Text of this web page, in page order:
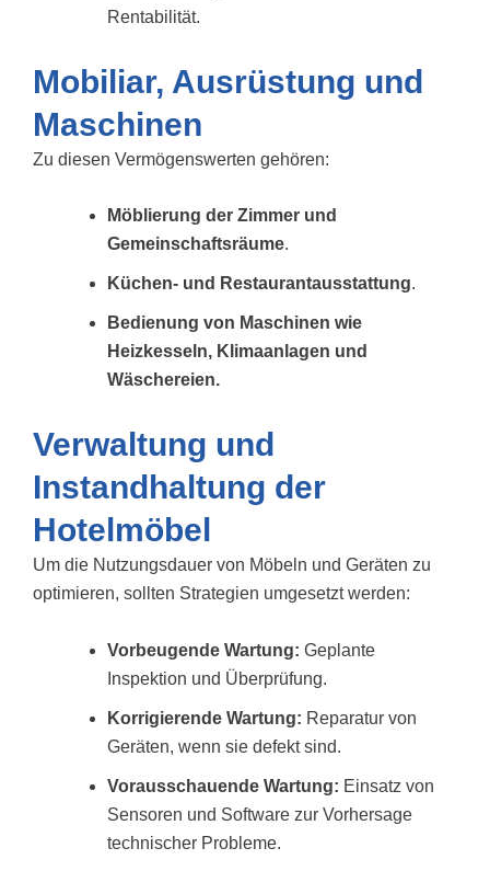
Rentabilität.
Mobiliar, Ausrüstung und
Maschinen
Zu diesen Vermögenswerten gehören:
Möblierung der Zimmer und
Gemeinschaftsräume.
Küchen- und Restaurantausstattung.
Bedienung von Maschinen wie
Heizkesseln, Klimaanlagen und
Wäschereien.
Verwaltung und
Instandhaltung der
Hotelmöbel
Um die Nutzungsdauer von Möbeln und Geräten zu
optimieren, sollten Strategien umgesetzt werden:
Vorbeugende Wartung: Geplante
Inspektion und Überprüfung.
Korrigierende Wartung: Reparatur von
Geräten, wenn sie defekt sind.
Vorausschauende Wartung: Einsatz von
Sensoren und Software zur Vorhersage
technischer Probleme.